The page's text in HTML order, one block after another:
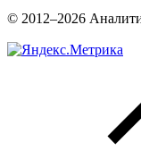
© 2012–2026